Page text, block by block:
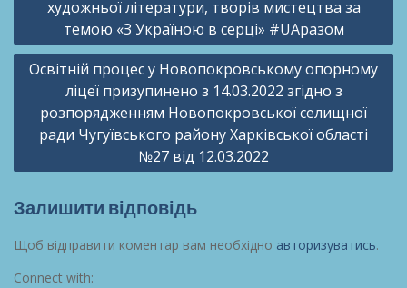
художньої літератури, творів мистецтва за
темою «З Україною в серці» #UAразом
Освітній процес у Новопокровському опорному
ліцеї призупинено з 14.03.2022 згідно з
розпорядженням Новопокровської селищної
ради Чугуївського району Харківської області
№27 від 12.03.2022
Залишити відповідь
Щоб відправити коментар вам необхідно авторизуватись.
Connect with: